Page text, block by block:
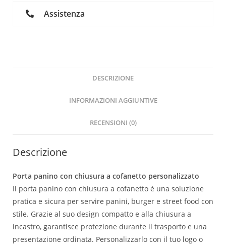
Assistenza
DESCRIZIONE
INFORMAZIONI AGGIUNTIVE
RECENSIONI (0)
Descrizione
Porta panino con chiusura a cofanetto personalizzato
Il porta panino con chiusura a cofanetto è una soluzione
pratica e sicura per servire panini, burger e street food con
stile. Grazie al suo design compatto e alla chiusura a
incastro, garantisce protezione durante il trasporto e una
presentazione ordinata. Personalizzarlo con il tuo logo o